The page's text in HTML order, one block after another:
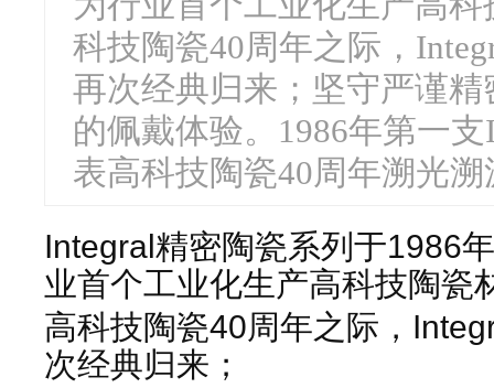
科技陶瓷40周年之际，
再次经典归来；坚守严谨
的佩戴体验。1986年第一
表高科技陶瓷40周年溯光
Integral精密陶瓷系列于1986
业首个工业化生产高科技陶瓷
高科技陶瓷40周年之际，
次经典归来；